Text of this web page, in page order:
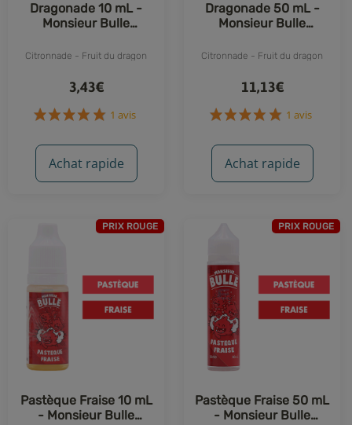
Dragonade 10 mL -
Monsieur Bulle
Citronnade - Fruit du dragon
3,43€
Achat rapide
Dragonade 50 mL -
Monsieur Bulle
Citronnade - Fruit du dragon
11,13€
Achat rapide
PRIX ROUGE
Pastèque Fraise 10 mL
- Monsieur Bulle
PRIX ROUGE
Pastèque Fraise 50 mL
- Monsieur Bulle